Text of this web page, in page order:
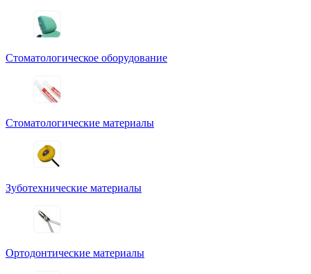
Стоматологическое оборудование
Стоматологические материалы
Зуботехнические материалы
Ортодонтические материалы